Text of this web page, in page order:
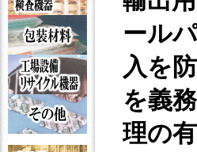
ール
入を
を義
理の